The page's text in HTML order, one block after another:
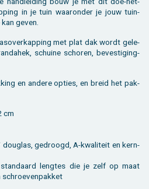
in je tuin waar­on­der je jouw tuin­
geven.
met plat dak wordt ge­le­
schui­ne scho­ren, be­ves­ti­ging­
en an­de­re op­ties, en breid het pak­
cm
dou­g­las, ge­droogd, A-kwa­li­teit en kern­
leng­tes die je zelf op maat
schroe­ven­pak­ket